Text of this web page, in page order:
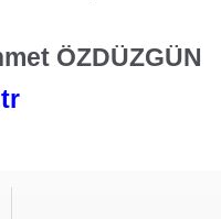
ÖZDÜZGÜN